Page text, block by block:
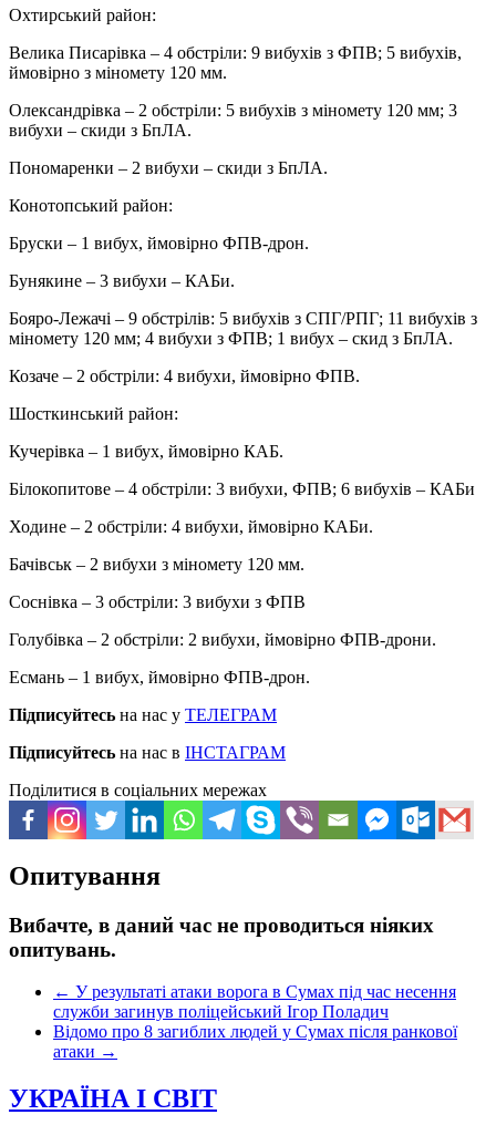
Охтирський район:
Велика Писарівка – 4 обстріли: 9 вибухів з ФПВ; 5 вибухів,
ймовірно з міномету 120 мм.
Олександрівка – 2 обстріли: 5 вибухів з міномету 120 мм; 3
вибухи – скиди з БпЛА.
Пономаренки – 2 вибухи – скиди з БпЛА.
Конотопський район:
Бруски – 1 вибух, ймовірно ФПВ-дрон.
Бунякине – 3 вибухи – КАБи.
Бояро-Лежачі – 9 обстрілів: 5 вибухів з СПГ/РПГ; 11 вибухів з
міномету 120 мм; 4 вибухи з ФПВ; 1 вибух – скид з БпЛА.
Козаче – 2 обстріли: 4 вибухи, ймовірно ФПВ.
Шосткинський район:
Кучерівка – 1 вибух, ймовірно КАБ.
Білокопитове – 4 обстріли: 3 вибухи, ФПВ; 6 вибухів – КАБи
Ходине – 2 обстріли: 4 вибухи, ймовірно КАБи.
Бачівськ – 2 вибухи з міномету 120 мм.
Соснівка – 3 обстріли: 3 вибухи з ФПВ
Голубівка – 2 обстріли: 2 вибухи, ймовірно ФПВ-дрони.
Есмань – 1 вибух, ймовірно ФПВ-дрон.
Підписуйтесь на нас у ТЕЛЕГРАМ
Підписуйтесь на нас в ІНСТАГРАМ
Поділитися в соціальних мережах
Опитування
Вибачте, в даний час не проводиться ніяких
опитувань.
← У результаті атаки ворога в Сумах під час несення
служби загинув поліцейський Ігор Поладич
Відомо про 8 загиблих людей у Сумах після ранкової
атаки →
УКРАЇНА І СВІТ